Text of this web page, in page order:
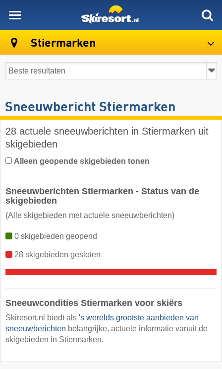
Stiermarken
Sneeuwbericht Stiermarken
28 actuele sneeuwberichten in Stiermarken uit
skigebieden
Alleen geopende skigebieden tonen
Sneeuwberichten Stiermarken - Status van de
skigebieden
(Alle skigebieden met actuele sneeuwberichten)
0 skigebieden geopend
28 skigebieden gesloten
Sneeuwcondities Stiermarken voor skiërs
Skiresort.nl biedt als 's werelds grootste aanbieden van
sneeuwberichten belangrijke, actuele informatie vanuit de
skigebieden in Stiermarken.